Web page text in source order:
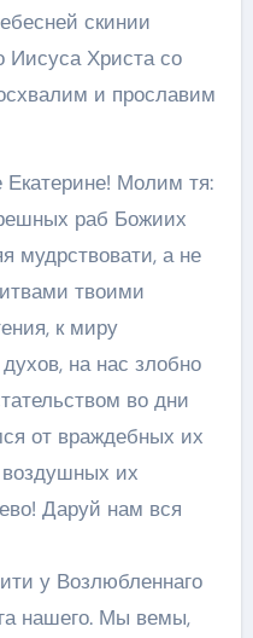
скинии
Иисуса Христа со
и прославим
Молим тя:
раб Божиих
мудрствовати, а не
твоими
к миру
на нас злобно
во дни
от враждебных их
их
Даруй нам вся
у Возлюбленнаго
нашего. Мы вемы,